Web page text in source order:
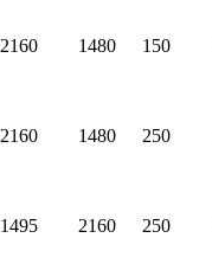
2160 1480 150
2160 1480 250
1495 2160 250